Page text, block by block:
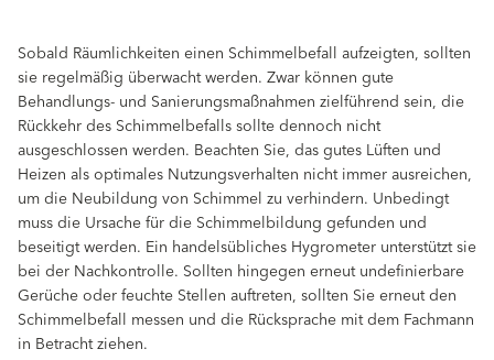
Sobald Räumlichkeiten einen Schimmelbefall aufzeigten, sollten
sie regelmäßig überwacht werden. Zwar können gute
Behandlungs- und Sanierungsmaßnahmen zielführend sein, die
Rückkehr des Schimmelbefalls sollte dennoch nicht
ausgeschlossen werden. Beachten Sie, das gutes Lüften und
Heizen als optimales Nutzungsverhalten nicht immer ausreichen,
um die Neubildung von Schimmel zu verhindern. Unbedingt
muss die Ursache für die Schimmelbildung gefunden und
beseitigt werden. Ein handelsübliches Hygrometer unterstützt sie
bei der Nachkontrolle. Sollten hingegen erneut undefinierbare
Gerüche oder feuchte Stellen auftreten, sollten Sie erneut den
Schimmelbefall messen und die Rücksprache mit dem Fachmann
in Betracht ziehen.